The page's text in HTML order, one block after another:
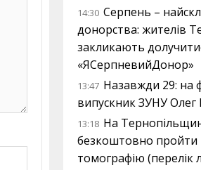
14:30 Серпень –
донорства: жителів
закликають
«ЯСерпневийДонор»
13:47 Назавжди 29: на
випускник ЗУНУ
13:18 На
безкоштовно пройти
томографію (перелік